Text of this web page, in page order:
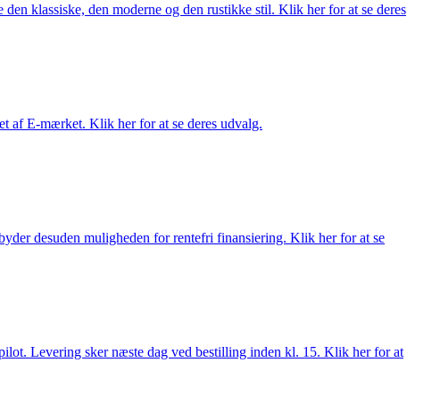
klassiske, den moderne og den rustikke stil. Klik her for at se deres
af E-mærket. Klik her for at se deres udvalg.
desuden muligheden for rentefri finansiering. Klik her for at se
Levering sker næste dag ved bestilling inden kl. 15. Klik her for at